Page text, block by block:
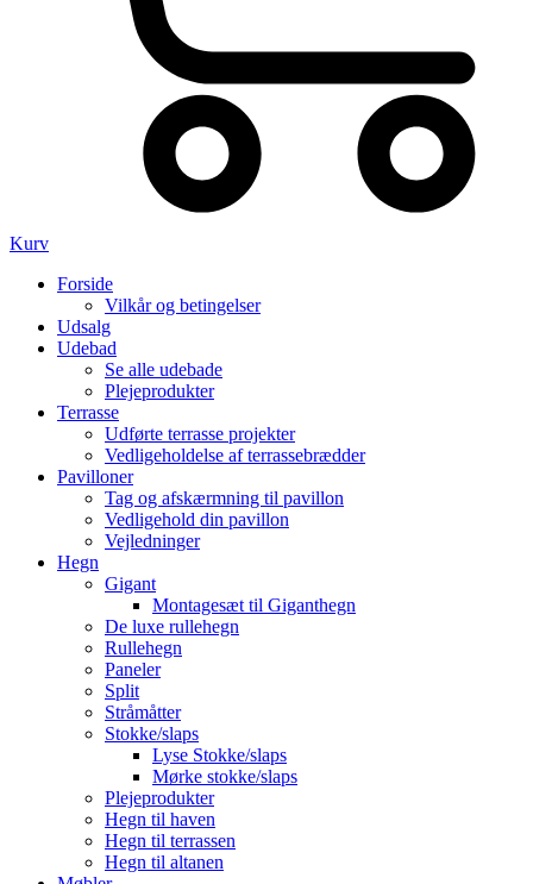
Kurv
Forside
Vilkår og betingelser
Udsalg
Udebad
Se alle udebade
Plejeprodukter
Terrasse
Udførte terrasse projekter
Vedligeholdelse af terrassebrædder
Pavilloner
Tag og afskærmning til pavillon
Vedligehold din pavillon
Vejledninger
Hegn
Gigant
Montagesæt til Giganthegn
De luxe rullehegn
Rullehegn
Paneler
Split
Stråmåtter
Stokke/slaps
Lyse Stokke/slaps
Mørke stokke/slaps
Plejeprodukter
Hegn til haven
Hegn til terrassen
Hegn til altanen